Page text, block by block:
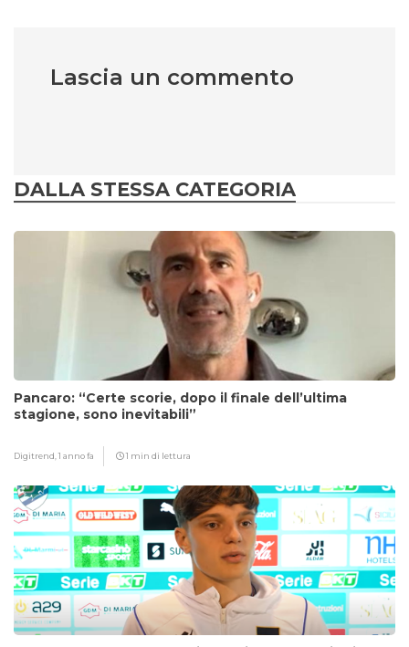
Lascia un commento
DALLA STESSA CATEGORIA
Pancaro: “Certe scorie, dopo il finale dell’ultima
stagione, sono inevitabili”
Digitrend,1 anno fa 1 min di lettura